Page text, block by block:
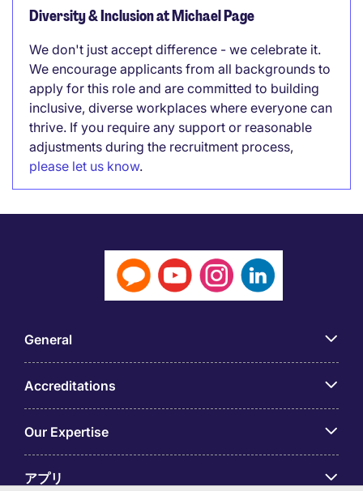
Diversity & Inclusion at Michael Page
We don't just accept difference - we celebrate it.
We encourage applicants from all backgrounds to
apply for this role and are committed to building
inclusive, diverse workplaces where everyone can
thrive. If you require any support or reasonable
adjustments during the recruitment process,
please let us know.
General
Accreditations
Our Expertise
アプリ